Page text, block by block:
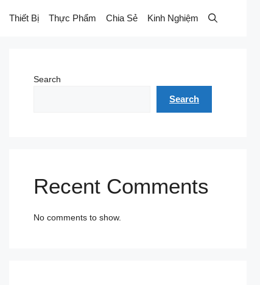
Thiết Bị Thực Phẩm Chia Sẻ Kinh Nghiệm
Search
Search
Recent Comments
No comments to show.